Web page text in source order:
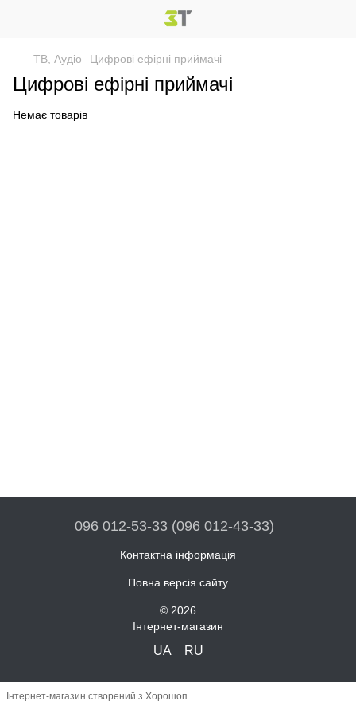
ТВ, Аудіо Цифрові ефірні приймачі
Цифрові ефірні приймачі
Немає товарів
096 012-53-33 (096 012-43-33)
Контактна інформація
Повна версія сайту
© 2026
Інтернет-магазин
UA RU
Інтернет-магазин створений з Хорошоп